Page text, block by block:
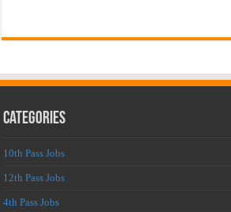
Categories
10th Pass Jobs
12th Pass Jobs
4th Pass Jobs